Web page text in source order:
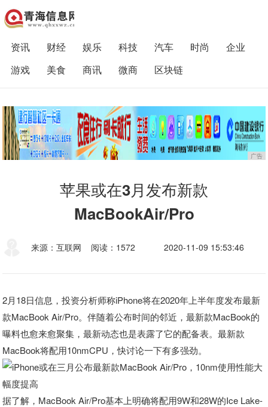
资讯 财经 娱乐 科技 汽车 时尚
企业
游戏
美食 商讯 微商 区块链
广告
苹果或在3月发布新款
MacBookAir/Pro
来源：互联网 阅读：1572 2020-11-09 15:53:46
2月18日信息，投资分析师称iPhone将在2020年上半年度发布最新
款MacBook Air/Pro。伴随着公布时间的邻近，最新款MacBook的
曝料也愈来愈聚集，最新动态也是表露了它的配备表。最新款
MacBook将配用10nmCPU，快讨论一下有多强劲。
据了解，MacBook Air/Pro基本上明确将配用9W和28W的Ice Lake-